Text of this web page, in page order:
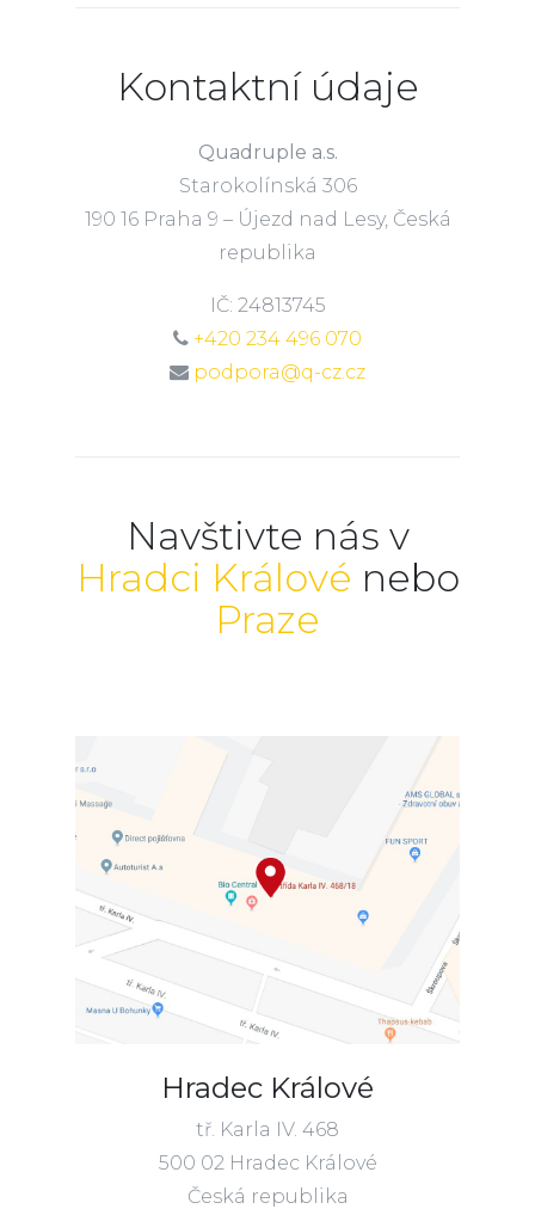
Kontaktní údaje
Quadruple a.s.
Starokolínská 306
190 16 Praha 9 – Újezd nad Lesy, Česká
republika
IČ: 24813745
+420 234 496 070
podpora@q-cz.cz
Navštivte nás v
Hradci Králové nebo
Praze
Hradec Králové
tř. Karla IV. 468
500 02 Hradec Králové
Česká republika